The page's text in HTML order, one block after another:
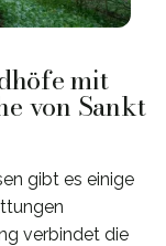
mit
von Sankt
gibt es einige
verbindet die